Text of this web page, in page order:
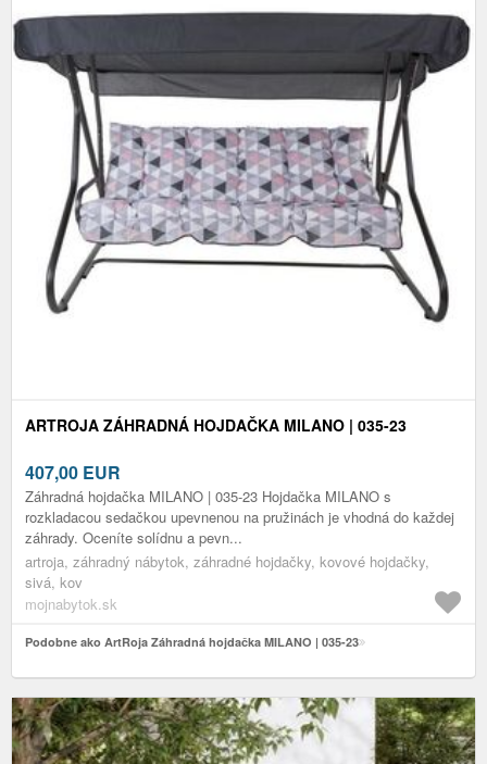
ARTROJA ZÁHRADNÁ HOJDAČKA MILANO | 035-23
407,00 EUR
Záhradná hojdačka MILANO | 035-23 Hojdačka MILANO s
rozkladacou sedačkou upevnenou na pružinách je vhodná do každej
záhrady. Oceníte solídnu a pevn...
artroja, záhradný nábytok, záhradné hojdačky, kovové hojdačky,
sivá, kov
mojnabytok.sk
Podobne ako ArtRoja Záhradná hojdačka MILANO | 035-23